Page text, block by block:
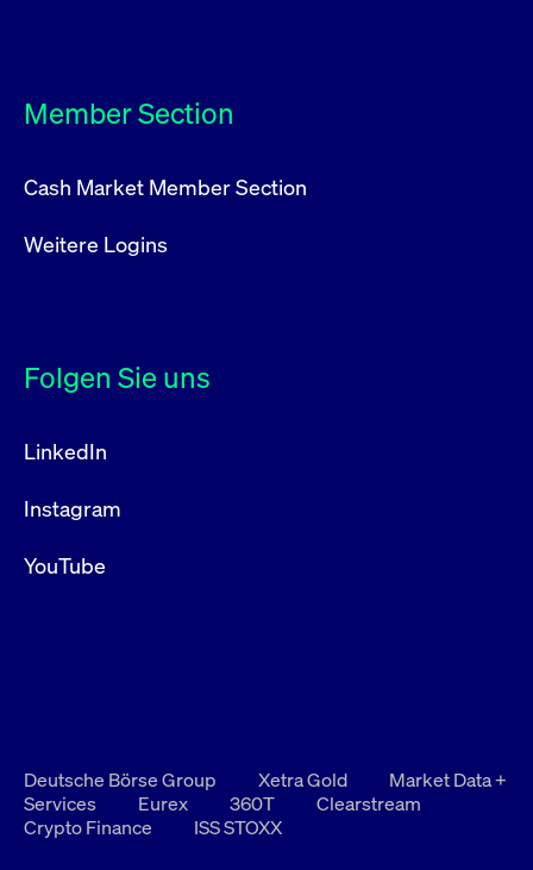
Member Section
Cash Market Member Section
Weitere Logins
Folgen Sie uns
LinkedIn
Instagram
YouTube
Deutsche Börse Group Xetra Gold
Market Data +
Services
Eurex 360T
Clearstream
Crypto Finance
ISS STOXX